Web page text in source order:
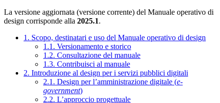
La versione aggiornata (versione corrente) del Manuale operativo di
design corrisponde alla 2025.1.
1. Scopo, destinatari e uso del Manuale operativo di design
1.1. Versionamento e storico
1.2. Consultazione del manuale
1.3. Contribuisci al manuale
2. Introduzione al design per i servizi pubblici digitali
2.1. Design per l’amministrazione digitale (e-
government)
2.2. L’approccio progettuale